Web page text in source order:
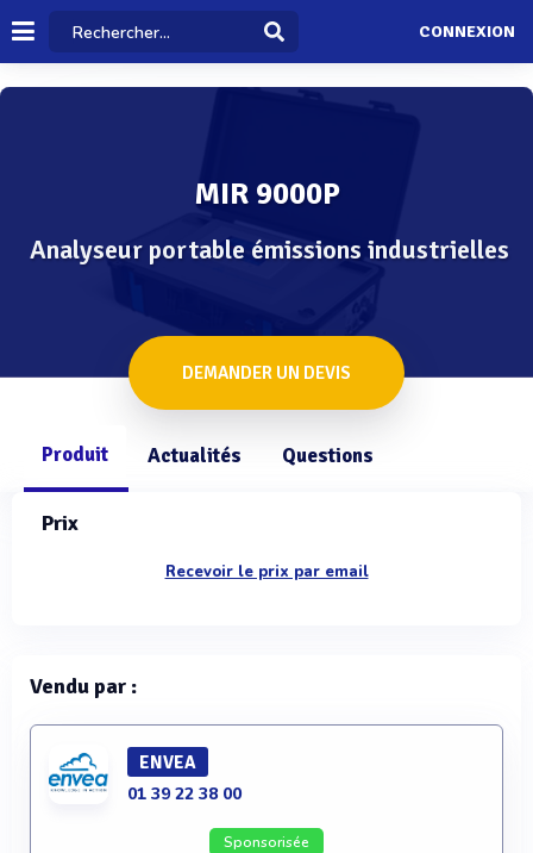
CONNEXION
MIR 9000P
Analyseur portable émissions industrielles
DEMANDER UN DEVIS
Produit Actualités Questions
Prix
Recevoir le prix par email
Vendu par :
ENVEA
01 39 22 38 00
Sponsorisée